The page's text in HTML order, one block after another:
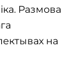
Размова
на